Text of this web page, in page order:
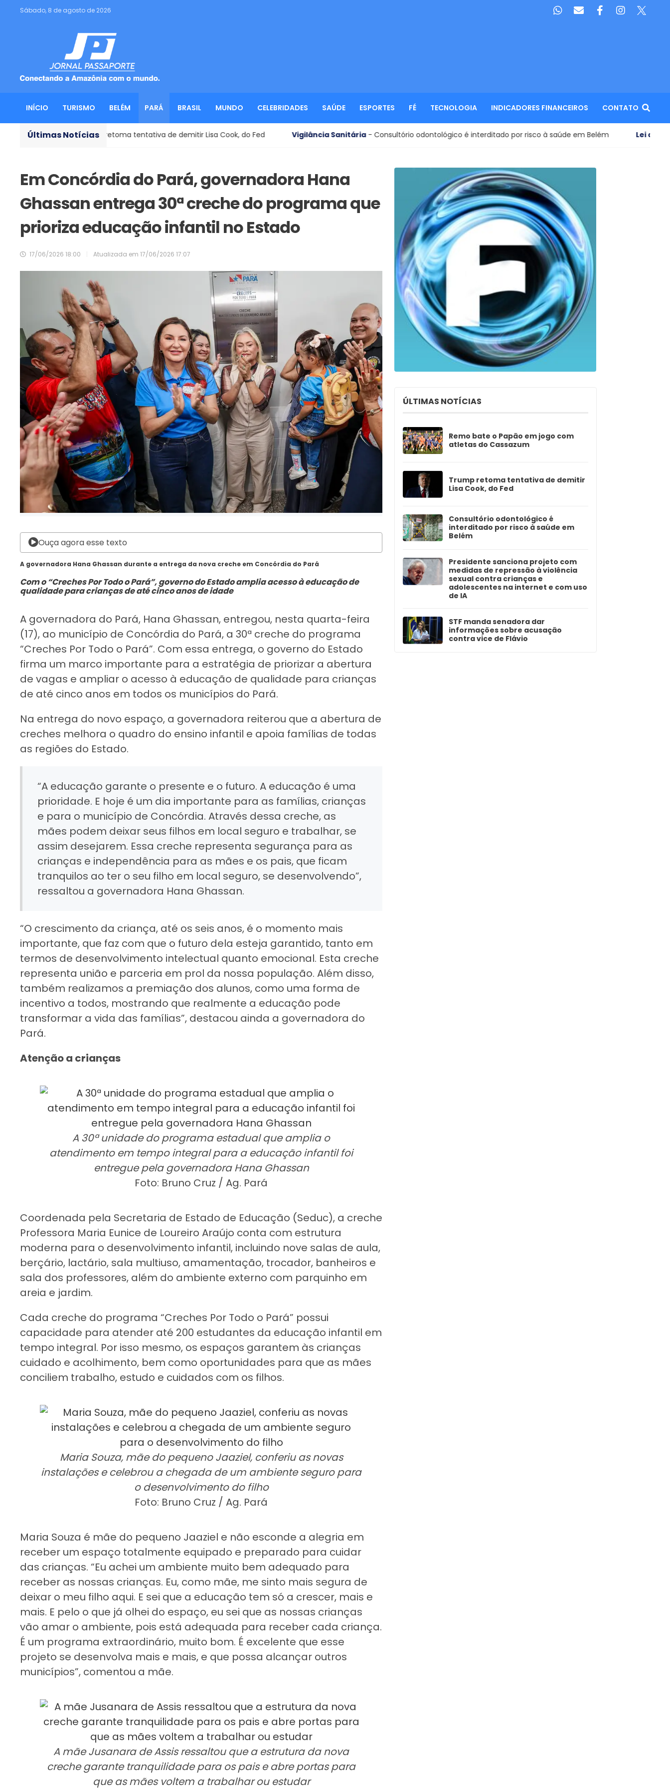
Sábado, 8 de agosto de 2026
INÍCIO TURISMO BELÉM PARÁ BRASIL MUNDO CELEBRIDADES SAÚDE ESPORTES FÉ TECNOLOGIA INDICADORES FINANCEIROS CONTATO
Últimas Notícias
- Trump retoma tentativa de demitir Lisa Cook, do Fed Vigilância Sanitária- Consultório odontológico é interditado por risco à saúde em Belém Lei decretada! -
Em Concórdia do Pará, governadora Hana
Ghassan entrega 30ª creche do programa que
prioriza educação infantil no Estado
17/06/2026 18:00 Atualizada em 17/06/2026 17:07
Ouça agora esse texto
A governadora Hana Ghassan durante a entrega da nova creche em Concórdia do Pará
Com o “Creches Por Todo o Pará”, governo do Estado amplia acesso à educação de
qualidade para crianças de até cinco anos de idade
A governadora do Pará, Hana Ghassan, entregou, nesta quarta-feira
(17), ao município de Concórdia do Pará, a 30ª creche do programa
“Creches Por Todo o Pará”. Com essa entrega, o governo do Estado
firma um marco importante para a estratégia de priorizar a abertura
de vagas e ampliar o acesso à educação de qualidade para crianças
de até cinco anos em todos os municípios do Pará.
Na entrega do novo espaço, a governadora reiterou que a abertura de
creches melhora o quadro do ensino infantil e apoia famílias de todas
as regiões do Estado.
“A educação garante o presente e o futuro. A educação é uma
prioridade. E hoje é um dia importante para as famílias, crianças
e para o município de Concórdia. Através dessa creche, as
mães podem deixar seus filhos em local seguro e trabalhar, se
assim desejarem. Essa creche representa segurança para as
crianças e independência para as mães e os pais, que ficam
tranquilos ao ter o seu filho em local seguro, se desenvolvendo”,
ressaltou a governadora Hana Ghassan.
“O crescimento da criança, até os seis anos, é o momento mais
importante, que faz com que o futuro dela esteja garantido, tanto em
termos de desenvolvimento intelectual quanto emocional. Esta creche
representa união e parceria em prol da nossa população. Além disso,
também realizamos a premiação dos alunos, como uma forma de
incentivo a todos, mostrando que realmente a educação pode
transformar a vida das famílias”, destacou ainda a governadora do
Pará.
Atenção a crianças
A 30ª unidade do programa estadual que amplia o
atendimento em tempo integral para a educação infantil foi
entregue pela governadora Hana Ghassan
Foto: Bruno Cruz / Ag. Pará
Coordenada pela Secretaria de Estado de Educação (Seduc), a creche
Professora Maria Eunice de Loureiro Araújo conta com estrutura
moderna para o desenvolvimento infantil, incluindo nove salas de aula,
berçário, lactário, sala multiuso, amamentação, trocador, banheiros e
sala dos professores, além do ambiente externo com parquinho em
areia e jardim.
Cada creche do programa “Creches Por Todo o Pará” possui
capacidade para atender até 200 estudantes da educação infantil em
tempo integral. Por isso mesmo, os espaços garantem às crianças
cuidado e acolhimento, bem como oportunidades para que as mães
conciliem trabalho, estudo e cuidados com os filhos.
Maria Souza, mãe do pequeno Jaaziel, conferiu as novas
instalações e celebrou a chegada de um ambiente seguro para
o desenvolvimento do filho
Foto: Bruno Cruz / Ag. Pará
Maria Souza é mãe do pequeno Jaaziel e não esconde a alegria em
receber um espaço totalmente equipado e preparado para cuidar
das crianças. “Eu achei um ambiente muito bem adequado para
receber as nossas crianças. Eu, como mãe, me sinto mais segura de
deixar o meu filho aqui. E sei que a educação tem só a crescer, mais e
mais. E pelo o que já olhei do espaço, eu sei que as nossas crianças
vão amar o ambiente, pois está adequada para receber cada criança.
É um programa extraordinário, muito bom. É excelente que esse
projeto se desenvolva mais e mais, e que possa alcançar outros
municípios”, comentou a mãe.
A mãe Jusanara de Assis ressaltou que a estrutura da nova
creche garante tranquilidade para os pais e abre portas para
que as mães voltem a trabalhar ou estudar
ÚLTIMAS NOTÍCIAS
Remo bate o Papão em jogo com
atletas do Cassazum
Trump retoma tentativa de demitir
Lisa Cook, do Fed
Consultório odontológico é
interditado por risco à saúde em
Belém
Presidente sanciona projeto com
medidas de repressão à violência
sexual contra crianças e
adolescentes na internet e com uso
de IA
STF manda senadora dar
informações sobre acusação
contra vice de Flávio